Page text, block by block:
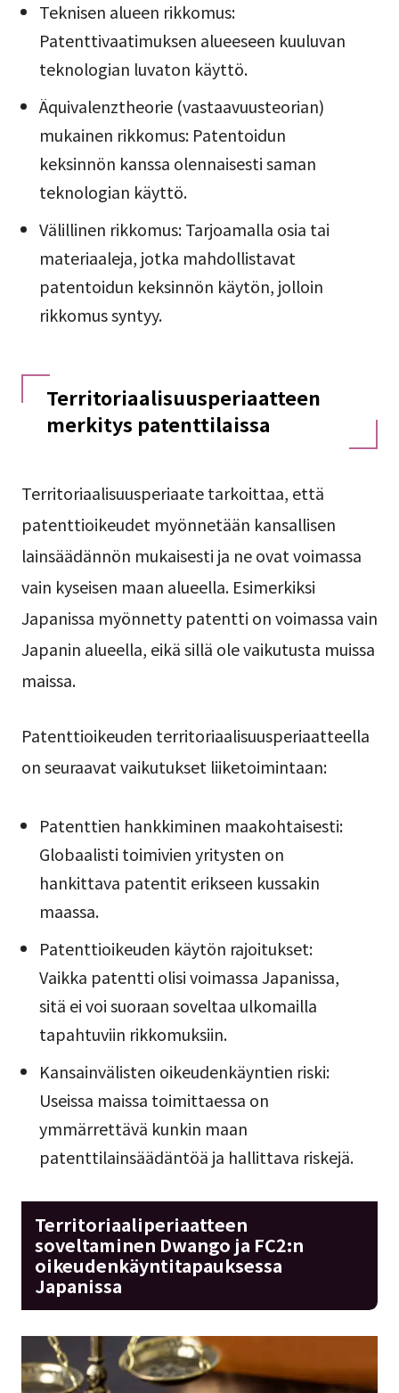
Teknisen alueen rikkomus:
Patenttivaatimuksen alueeseen kuuluvan
teknologian luvaton käyttö.
Äquivalenztheorie (vastaavuusteorian)
mukainen rikkomus: Patentoidun
keksinnön kanssa olennaisesti saman
teknologian käyttö.
Välillinen rikkomus: Tarjoamalla osia tai
materiaaleja, jotka mahdollistavat
patentoidun keksinnön käytön, jolloin
rikkomus syntyy.
Territoriaalisuusperiaatteen
merkitys patenttilaissa
Territoriaalisuusperiaate tarkoittaa, että
patenttioikeudet myönnetään kansallisen
lainsäädännön mukaisesti ja ne ovat voimassa
vain kyseisen maan alueella. Esimerkiksi
Japanissa myönnetty patentti on voimassa vain
Japanin alueella, eikä sillä ole vaikutusta muissa
maissa.
Patenttioikeuden territoriaalisuusperiaatteella
on seuraavat vaikutukset liiketoimintaan:
Patenttien hankkiminen maakohtaisesti:
Globaalisti toimivien yritysten on
hankittava patentit erikseen kussakin
maassa.
Patenttioikeuden käytön rajoitukset:
Vaikka patentti olisi voimassa Japanissa,
sitä ei voi suoraan soveltaa ulkomailla
tapahtuviin rikkomuksiin.
Kansainvälisten oikeudenkäyntien riski:
Useissa maissa toimittaessa on
ymmärrettävä kunkin maan
patenttilainsäädäntöä ja hallittava riskejä.
Territoriaaliperiaatteen
soveltaminen Dwango ja FC2:n
oikeudenkäyntitapauksessa
Japanissa